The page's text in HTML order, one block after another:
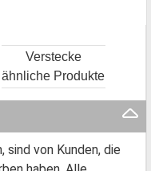
Verstecke
ähnliche Produkte
sind von Kunden, die